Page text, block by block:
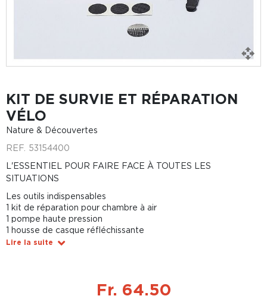
KIT DE SURVIE ET RÉPARATION
VÉLO
Nature & Découvertes
REF. 53154400
L'ESSENTIEL POUR FAIRE FACE À TOUTES LES
SITUATIONS
Les outils indispensables
1 kit de réparation pour chambre à air
1 pompe haute pression
1 housse de casque réfléchissante
Lire la suite
Fr. 64.50